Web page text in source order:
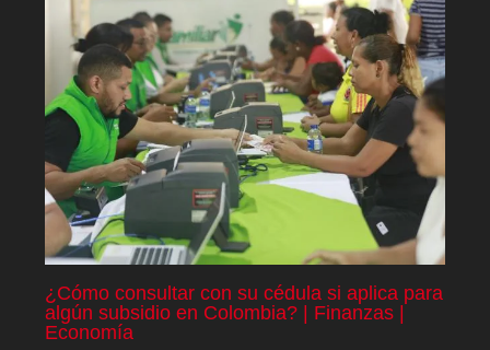
¿Cómo consultar con su cédula si aplica para
algún subsidio en Colombia? | Finanzas |
Economía